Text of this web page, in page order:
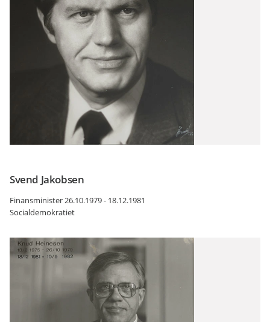
Svend Jakobsen
Finansminister 26.10.1979 - 18.12.1981
Socialdemokratiet